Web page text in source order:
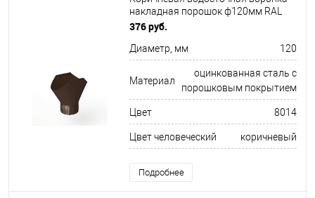
накладная порошок ф120мм RAL
8014
376 руб.
Диаметр, мм 120
Материал
оцинкованная сталь с
порошковым покрытием
Цвет 8014
Цвет человеческий коричневый
Подробнее